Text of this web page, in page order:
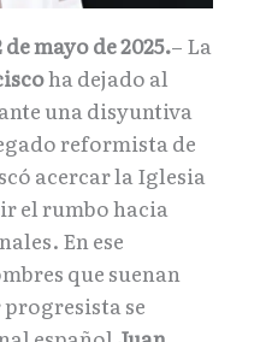
mayo de 2025.– La
ha dejado al
una disyuntiva
reformista de
acercar la Iglesia
el rumbo hacia
En ese
que suenan
se